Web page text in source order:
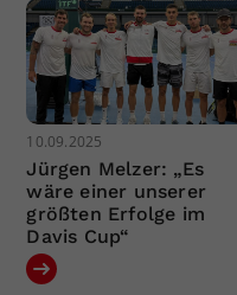
10.09.2025
Jürgen Melzer: „Es
wäre einer unserer
größten Erfolge im
Davis Cup“